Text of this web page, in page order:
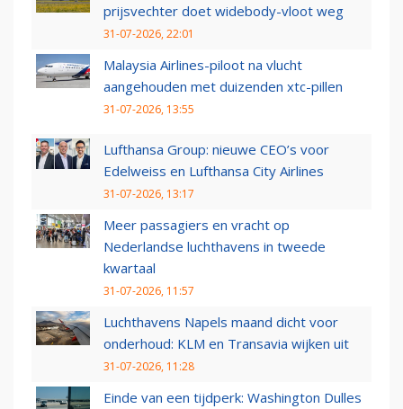
prijsvechter doet widebody-vloot weg
31-07-2026, 22:01
Malaysia Airlines-piloot na vlucht
aangehouden met duizenden xtc-pillen
31-07-2026, 13:55
Lufthansa Group: nieuwe CEO’s voor
Edelweiss en Lufthansa City Airlines
31-07-2026, 13:17
Meer passagiers en vracht op
Nederlandse luchthavens in tweede
kwartaal
31-07-2026, 11:57
Luchthavens Napels maand dicht voor
onderhoud: KLM en Transavia wijken uit
31-07-2026, 11:28
Einde van een tijdperk: Washington Dulles